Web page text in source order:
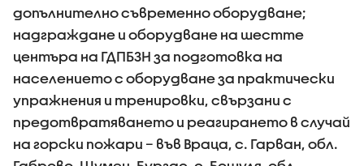
допълнително съвременно оборудване;
надграждане и оборудване на шестте
центъра на ГДПБЗН за подготовка на
населението с оборудване за практически
упражнения и тренировки, свързани с
предотвратяването и реагирането в случай
на горски пожари – във Враца, с. Гарван, обл.